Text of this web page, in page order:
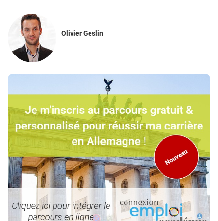
Olivier Geslin